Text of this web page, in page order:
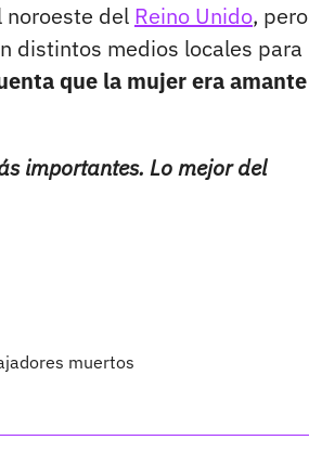
noroeste del Reino Unido, pero
distintos medios locales para
que la mujer era amante
importantes. Lo mejor del
muertos